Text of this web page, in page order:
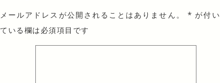
メールアドレスが公開されることはありません。 * が付い
ている欄は必須項目です